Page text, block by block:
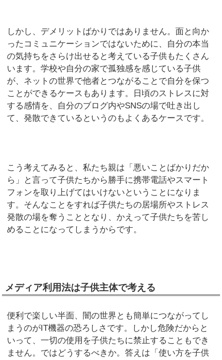
しかし、デメリットばかりではありません。面と向か
ったコミュニケーションではないために、自分の本当
の気持ちをさらけ出せると考えている子供もたくさん
います。学校や自分の家で孤独感を感じている子供
が、ネットの世界で他者とつながることで自分を保つ
ことができるケースもあります。日頃のストレスに対
する感情を、自分のブログ内やSNSの場で吐き出し
て、発散できているというのもよくあるケースです。
こう考えてみると、私たち親は「悪いことばかりだか
ら」と言って子供たちから勝手に携帯電話やスマート
フォンを取り上げてはいけないということになりま
す。そんなことをすれば子供たちの居場所やストレス
発散の場を奪うこととなり、かえって子供たちを苦し
めることになってしまうからです。
メディア利用法は子供主体で考える
便利で楽しい半面、闇の世界とも簡単につながってし
まうのがIT機器の恐ろしさです。しかし危険だからと
いって、一切の使用を子供たちに禁止することもでき
ません。ではどうするべきか。答えは「使い方を子供